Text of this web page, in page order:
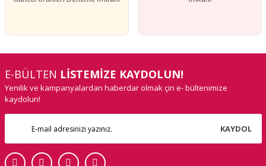
E-BÜLTEN LİSTEMİZE KAYDOLUN!
Yenilik ve kampanyalardan haberdar olmak çin e- bültenimize
kaydolun!
KAYDOL